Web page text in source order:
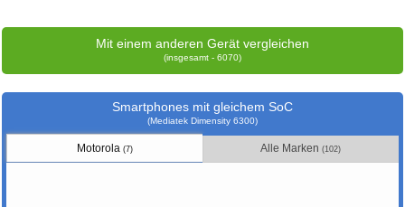
Mit einem anderen Gerät vergleichen
(insgesamt - 6070)
Smartphones mit gleichem SoC
(Mediatek Dimensity 6300)
Motorola (7) Alle Marken(102)